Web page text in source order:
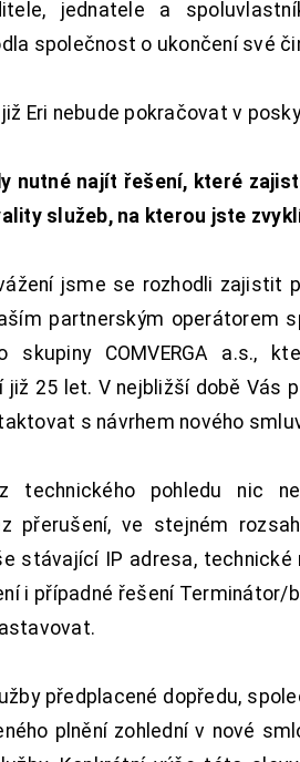
jednatele a
společnost o ukončení své
Eri nebude pokračovat v
nutné najít řešení, které
služeb, na kterou jste
jsme se rozhodli zajistit
partnerským operátorem
skupiny COMVERGA a.s.,
již 25 let. V nejbližší době Vás
s návrhem nového
pohledu nic
přerušení, ve stejném
stávající IP adresa, technické
i případné řešení Terminátor/
předplacené dopředu,
plnění zohlední v nové